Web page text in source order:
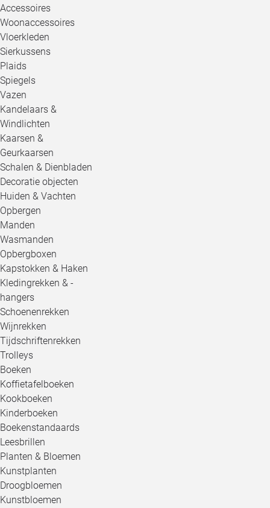
Accessoires
Woonaccessoires
Vloerkleden
Sierkussens
Plaids
Spiegels
Vazen
Kandelaars &
Windlichten
Kaarsen &
Geurkaarsen
Schalen & Dienbladen
Decoratie objecten
Huiden & Vachten
Opbergen
Manden
Wasmanden
Opbergboxen
Kapstokken & Haken
Kledingrekken & -
hangers
Schoenenrekken
Wijnrekken
Tijdschriftenrekken
Trolleys
Boeken
Koffietafelboeken
Kookboeken
Kinderboeken
Boekenstandaards
Leesbrillen
Planten & Bloemen
Kunstplanten
Droogbloemen
Kunstbloemen